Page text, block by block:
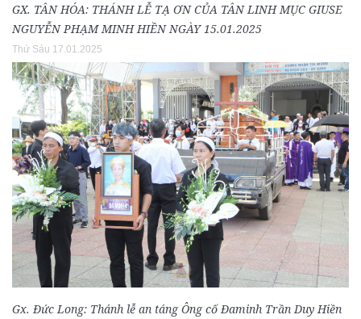
GX. TÂN HÓA: THÁNH LỄ TẠ ƠN CỦA TÂN LINH MỤC GIUSE
NGUYỄN PHẠM MINH HIỀN NGÀY 15.01.2025
Thứ Sáu 17.01.2025
Gx. Đức Long: Thánh lễ an táng Ông cố Đaminh Trần Duy Hiền